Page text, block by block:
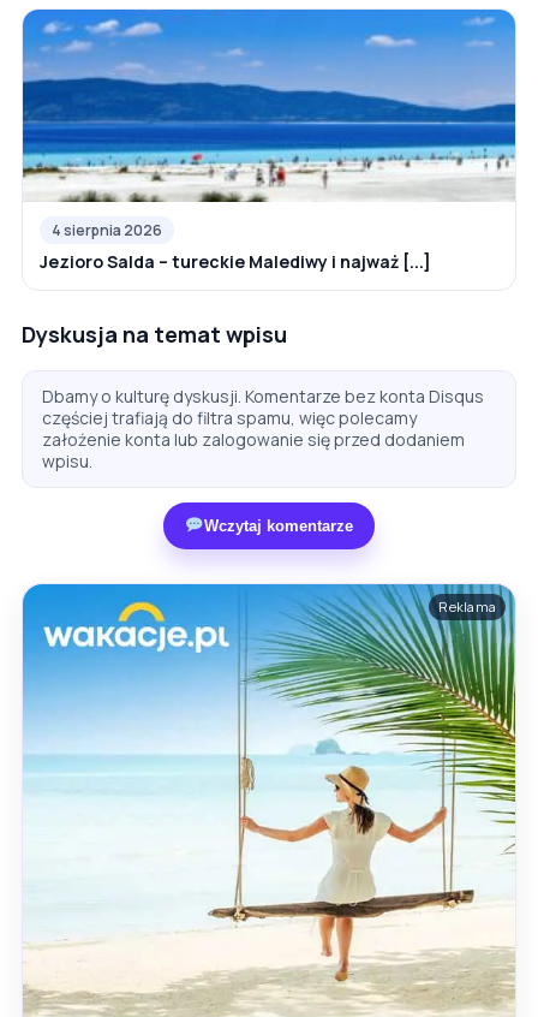
4 sierpnia 2026
Jezioro Salda – tureckie Malediwy i najważ [...]
Dyskusja na temat wpisu
Dbamy o kulturę dyskusji. Komentarze bez konta Disqus
częściej trafiają do filtra spamu, więc polecamy
założenie konta lub zalogowanie się przed dodaniem
wpisu.
Wczytaj komentarze
Reklama